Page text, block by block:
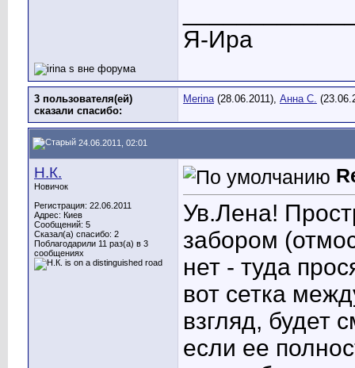
Я-Ира
3 пользователя(ей)
сказали cпасибо:
Merina(28.06.2011), Анна С.
24.06.2011, 02:01
Н.К.
Новичок
Регистрация: 22.06.2011
Адрес: Киев
Сообщений: 5
Сказал(а) спасибо: 2
Поблагодарили 11 раз(а) в 3
сообщениях
Ув.Лена!
забором
нет - туда
вот сетка
взгляд, будет
если ее